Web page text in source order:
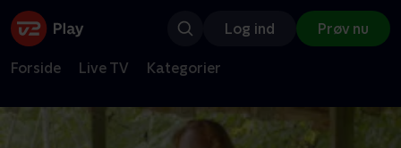
Log ind Prøv nu
Forside Live TV Kategorier